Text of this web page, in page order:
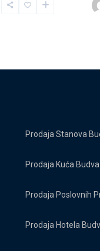
Prodaja Stanova
Prodaja Kuća Budva
Prodaja Poslovnih
Prodaja Hotela